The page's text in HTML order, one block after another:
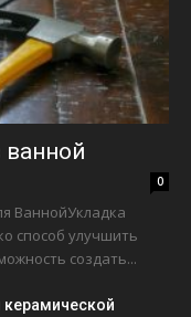
ванной
0
ВаннойУкладка
способ улучшить
создать...
керамической